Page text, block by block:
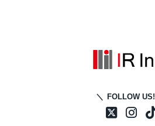
FOLLOW US!